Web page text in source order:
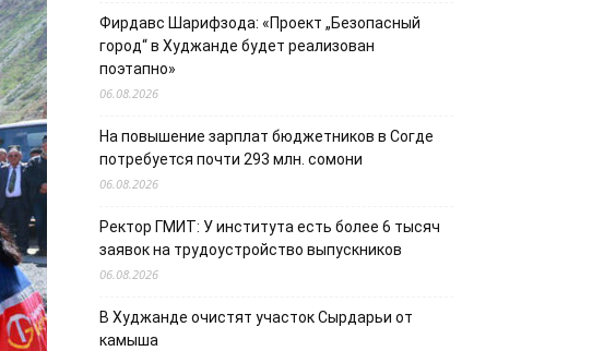
Фирдавс Шарифзода: «Проект „Безопасный
город“ в Худжанде будет реализован
поэтапно»
06.08.2026
На повышение зарплат бюджетников в Согде
потребуется почти 293 млн. сомони
06.08.2026
Ректор ГМИТ: У института есть более 6 тысяч
заявок на трудоустройство выпускников
06.08.2026
В Худжанде очистят участок Сырдарьи от
камыша